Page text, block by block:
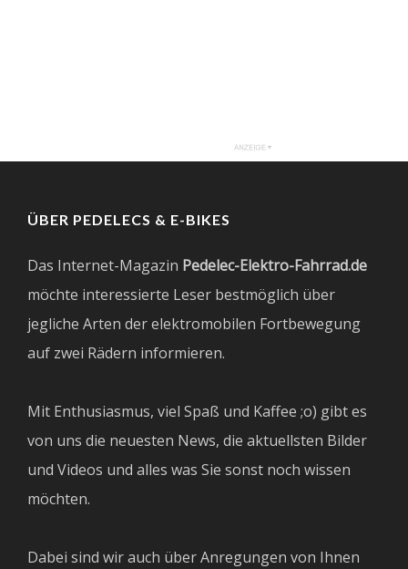
ÜBER PEDELECS & E-BIKES
Das Internet-Magazin Pedelec-Elektro-Fahrrad.de
möchte interessierte Leser bestmöglich über
jegliche Arten der elektromobilen Fortbewegung
auf zwei Rädern informieren.
Mit Enthusiasmus, viel Spaß und Kaffee ;o) gibt es
von uns die neuesten News, die aktuellsten Bilder
und Videos und alles was Sie sonst noch wissen
möchten.
Dabei sind wir auch über Anregungen von Ihnen